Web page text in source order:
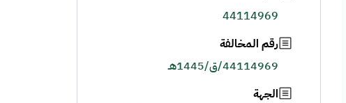
44114969
رقم المخالفة
44114969/ق/1445هـ
الجهة